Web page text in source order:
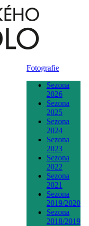
Fotografie
Sezona
2026
Sezona
2025
Sezona
2024
Sezona
2023
Sezona
2022
Sezona
2021
Sezona
2019/2020
Sezona
2018/2019